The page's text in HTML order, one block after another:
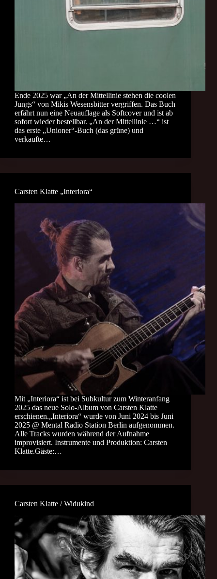
Ende 2025 war „An der Mittellinie stehen die coolen
Jungs“ von Mikis Wesensbitter vergriffen. Das Buch
erfährt nun eine Neuauflage als Softcover und ist ab
sofort wieder bestellbar. „An der Mittellinie …“ ist
das erste „Unioner“-Buch (das grüne) und
verkaufte…
Carsten Klatte „Interiora“
Mit „Interiora“ ist bei Subkultur zum Winteranfang
2025 das neue Solo-Album von Carsten Klatte
erschienen.„Interiora“ wurde von Juni 2024 bis Juni
2025 @ Mental Radio Station Berlin aufgenommen.
Alle Tracks wurden während der Aufnahme
improvisiert. Instrumente und Produktion: Carsten
Klatte.Gäste:…
Carsten Klatte / Widukind